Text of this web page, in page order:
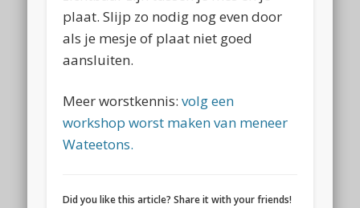
plaat. Slijp zo nodig nog even door
als je mesje of plaat niet goed
aansluiten.
Meer worstkennis:volg een
workshop worst maken van meneer
Wateetons.
Did you like this article? Share it with your friends!